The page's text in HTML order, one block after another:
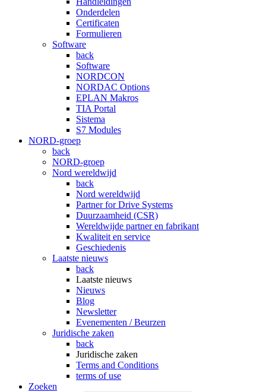
Onderdelen
Certificaten
Formulieren
Software
back
Software
NORDCON
NORDAC Options
EPLAN Makros
TIA Portal
Sistema
S7 Modules
NORD-groep
back
NORD-groep
Nord wereldwijd
back
Nord wereldwijd
Partner for Drive Systems
Duurzaamheid (CSR)
Wereldwijde partner en fabrikant
Kwaliteit en service
Geschiedenis
Laatste nieuws
back
Laatste nieuws
Nieuws
Blog
Newsletter
Evenementen / Beurzen
Juridische zaken
back
Juridische zaken
Terms and Conditions
terms of use
Zoeken